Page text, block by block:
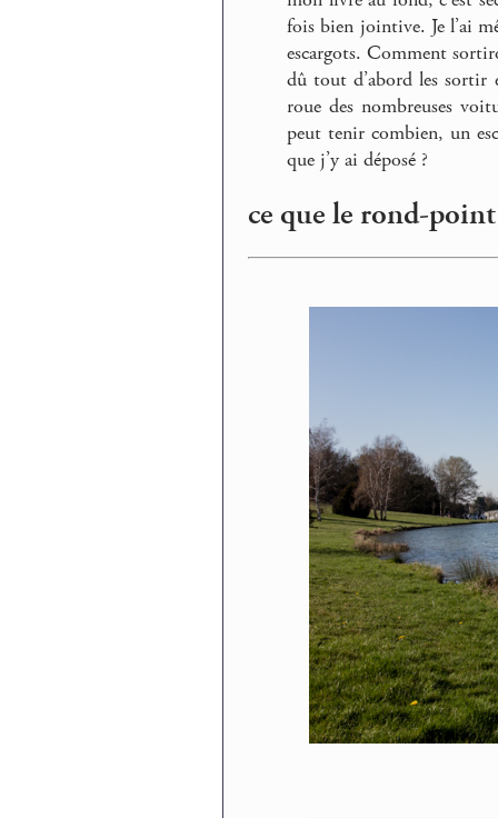
fois bien jointive. Je l’ai
escargots. Comment
dû tout d’abord les sortir
roue des nombreuses
peut tenir combien, un
que j’y ai déposé ?
ce que le rond-